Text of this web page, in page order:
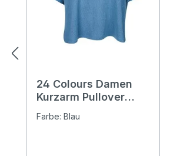
24 Colours Damen
Kurzarm Pullover
Farbe: Blau